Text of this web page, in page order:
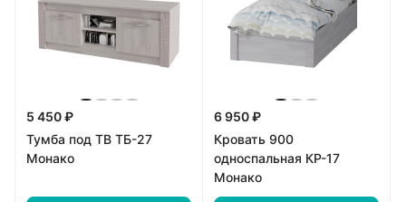
5 450 ₽
Тумба под ТВ ТБ-27
Монако
6 950 ₽
Кровать 900
односпальная КР-17
Монако